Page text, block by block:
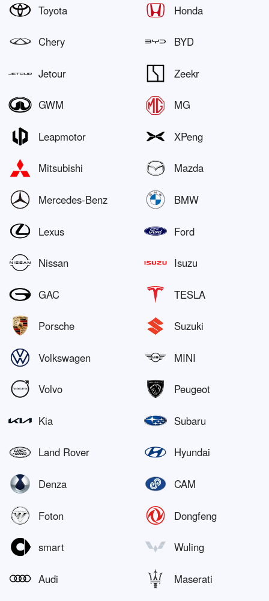
Toyota Honda
Chery BYD
Jetour Zeekr
GWM MG
Leapmotor XPeng
Mitsubishi Mazda
Mercedes-Benz BMW
Lexus Ford
Nissan Isuzu
GAC TESLA
Porsche Suzuki
Volkswagen MINI
Volvo Peugeot
Kia Subaru
Land Rover Hyundai
Denza CAM
Foton Dongfeng
smart Wuling
Audi Maserati